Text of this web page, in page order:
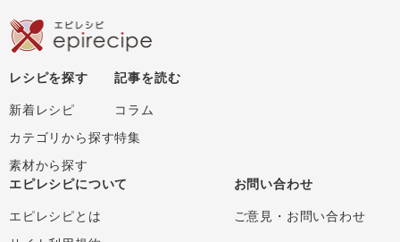
レシピを探す
新着レシピ
カテゴリから探す
素材から探す
記事を読む
コラム
特集
エピレシピについて
エピレシピとは
お問い合わせ
ご意見・お問い合わせ